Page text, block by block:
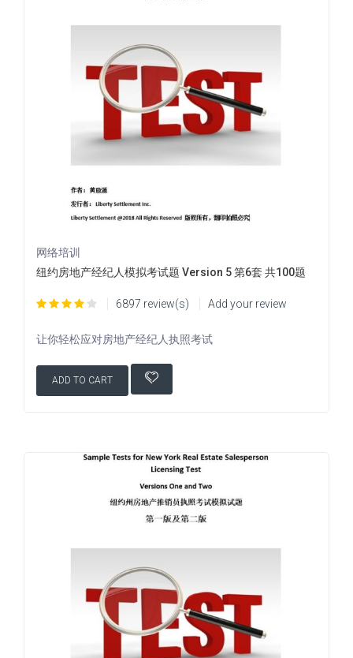
网络培训
纽约房地产经纪人模拟考试题 Version 5 第6套 共100题
6897 review(s) Add your review
让你轻松应对房地产经纪人执照考试
ADD TO CART